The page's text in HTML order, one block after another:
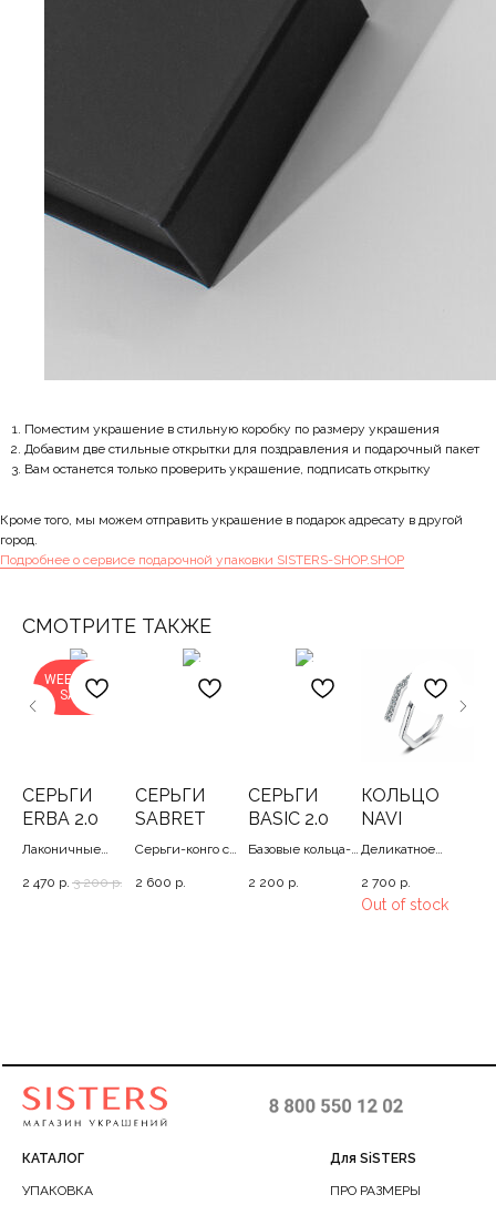
Поместим украшение в стильную коробку по размеру украшения
Добавим две стильные открытки для поздравления и подарочный пакет
Вам останется только проверить украшение, подписать открытку
Кроме того, мы можем отправить украшение в подарок адресату в другой
город.
Подробнее о сервисе подарочной упаковки SISTERS-SHOP.SHOP
СМОТРИТЕ ТАКЖЕ
WEEKEND
SALE
СЕРЬГИ
ERBA 2.0
Лаконичные
белыми
2 470 р. 3 200 р.
СЕРЬГИ
SABRET
Серьги-конго с
2 600 р.
СЕРЬГИ
BASIC 2.0
Базовые кольца-
2 200 р.
КОЛЬЦО
NAVI
Деликатное
оборота, 16
2 700 р.
Out of stock
КАТАЛОГ Для SiSTERS
УПАКОВКА ПРО РАЗМЕРЫ